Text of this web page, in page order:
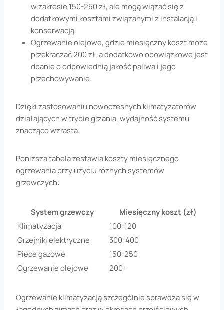
w zakresie 150-250 zł, ale mogą wiązać się z
dodatkowymi kosztami związanymi z instalacją i
konserwacją.
Ogrzewanie olejowe, gdzie miesięczny koszt może
przekraczać 200 zł, a dodatkowo obowiązkowe jest
dbanie o odpowiednią jakość paliwa i jego
przechowywanie.
Dzięki zastosowaniu nowoczesnych klimatyzatorów
działających w trybie grzania, wydajność systemu
znacząco wzrasta.
Poniższa tabela zestawia koszty miesięcznego
ogrzewania przy użyciu różnych systemów
grzewczych:
System grzewczy
Miesięczny koszt (zł)
Klimatyzacja
100-120
Grzejniki elektryczne
300-400
Piece gazowe
150-250
Ogrzewanie olejowe
200+
Ogrzewanie klimatyzacją szczególnie sprawdza się w